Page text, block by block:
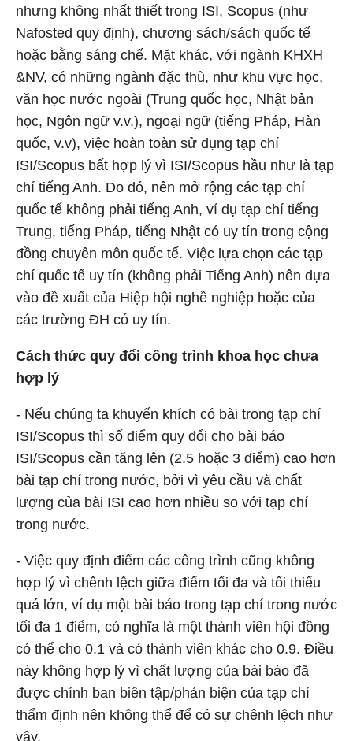
nhưng không nhất thiết trong ISI, Scopus (như
Nafosted quy định), chương sách/sách quốc tế
hoặc bằng sáng chế. Mặt khác, với ngành KHXH
&NV, có những ngành đặc thù, như khu vực học,
văn học nước ngoài (Trung quốc học, Nhật bản
học, Ngôn ngữ v.v.), ngoại ngữ (tiếng Pháp, Hàn
quốc, v.v), việc hoàn toàn sử dụng tạp chí
ISI/Scopus bất hợp lý vì ISI/Scopus hầu như là tạp
chí tiếng Anh. Do đó, nên mở rộng các tạp chí
quốc tế không phải tiếng Anh, ví dụ tạp chí tiếng
Trung, tiếng Pháp, tiếng Nhật có uy tín trong cộng
đồng chuyên môn quốc tế. Việc lựa chọn các tạp
chí quốc tế uy tín (không phải Tiếng Anh) nên dựa
vào đề xuất của Hiệp hội nghề nghiệp hoặc của
các trường ĐH có uy tín.
Cách thức quy đổi công trình khoa học chưa
hợp lý
- Nếu chúng ta khuyến khích có bài trong tạp chí
ISI/Scopus thì số điểm quy đổi cho bài báo
ISI/Scopus cần tăng lên (2.5 hoặc 3 điểm) cao hơn
bài tạp chí trong nước, bởi vì yêu cầu và chất
lượng của bài ISI cao hơn nhiều so với tạp chí
trong nước.
- Việc quy định điểm các công trình cũng không
hợp lý vì chênh lệch giữa điểm tối đa và tối thiểu
quá lớn, ví dụ một bài báo trong tạp chí trong nước
tối đa 1 điểm, có nghĩa là một thành viên hội đồng
có thể cho 0.1 và có thành viên khác cho 0.9. Điều
này không hợp lý vì chất lượng của bài báo đã
được chính ban biên tập/phản biện của tạp chí
thẩm định nên không thể để có sự chênh lệch như
vậy.